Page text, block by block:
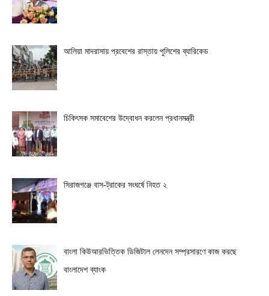
আলিয়া মাদরাসায় প্রবেশের রাস্তায় পুলিশের ব্যারিকেড
চিকিৎসক সমাবেশের উদ্বোধন করলেন প্রধানমন্ত্রী
সিরাজগঞ্জে বাস-ট্রাকের সংঘর্ষে নিহত ২
বাংলা কিউআরভিত্তিক ডিজিটাল লেনদেন সম্প্রসারণে কাজ করছে
বাংলাদেশ ব্যাংক